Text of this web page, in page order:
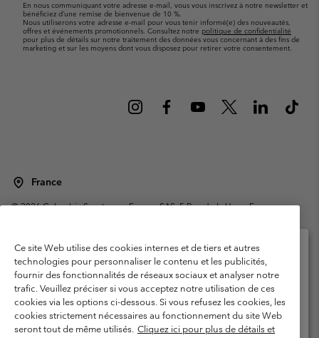
En nous communiquant votre adresse e-mail, vous vous inscrivez à notre newsletter et
bénéficiez d’une remise de bienvenue de 10 %.
Nous utiliserons votre adresse e-mail pour vous tenir informé(e) des nouveautés,
offres et événements promotionnels. Consultez notre politique de confidentialité
pour plus de détails sur notre traitement des données vous concernant à des fins de
marketing et sur les moyens dont vous disposez pour retirer votre consentement.
France
©2026Columbia Sportswear Europe SAS. 5 Rue de la Haye, Espace
Garanties Légales
Politique de confidentialité
Conditions d'utilisation - Membres
Conditions D'utilisation - Contenu généré par l'utilisateur
Impressum
Cookies
Public CBCR
Ce site Web utilise des cookies internes et de tiers et autres
technologies pour personnaliser le contenu et les publicités,
fournir des fonctionnalités de réseaux sociaux et analyser notre
trafic. Veuillez préciser si vous acceptez notre utilisation de ces
cookies via les options ci-dessous. Si vous refusez les cookies, les
cookies strictement nécessaires au fonctionnement du site Web
seront tout de même utilisés. Cliquez ici pour plus de détails et
Veuillez sélectionner votre pays d’expédition et
votre langue
Achats en ligne disponibles